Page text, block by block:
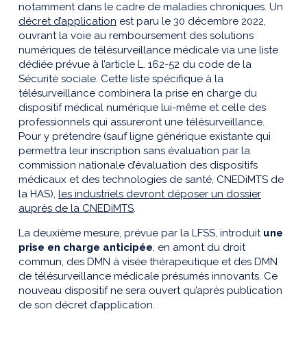
notamment dans le cadre de maladies chroniques. Un
décret d’application est paru le 30 décembre 2022,
ouvrant la voie au remboursement des solutions
numériques de télésurveillance médicale via une liste
dédiée prévue à l’article L. 162-52 du code de la
Sécurité sociale. Cette liste spécifique à la
télésurveillance combinera la prise en charge du
dispositif médical numérique lui-même et celle des
professionnels qui assureront une télésurveillance.
Pour y prétendre (sauf ligne générique existante qui
permettra leur inscription sans évaluation par la
commission nationale d’évaluation des dispositifs
médicaux et des technologies de santé, CNEDiMTS de
la HAS), les industriels devront déposer un dossier
auprès de la CNEDiMTS.
La deuxième mesure, prévue par la LFSS, introduit une
prise en charge anticipée, en amont du droit
commun, des DMN à visée thérapeutique et des DMN
de télésurveillance médicale présumés innovants. Ce
nouveau dispositif ne sera ouvert qu’après publication
de son décret d’application.